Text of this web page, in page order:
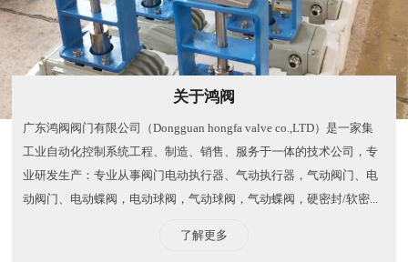
关于鸿阀
广东鸿阀阀门有限公司（Dongguan hongfa valve co.,LTD）是一家集
工业自动化控制系统工程、制造、销售、服务于一体的技术公司，专
业研发生产：专业从事阀门电动执行器、气动执行器，气动阀门、电
动阀门、电动蝶阀，电动球阀，气动球阀，气动蝶阀，硬密封/软密...
了解更多